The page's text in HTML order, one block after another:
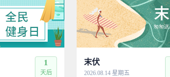
1
天后
末伏
2026.08.14 星期五